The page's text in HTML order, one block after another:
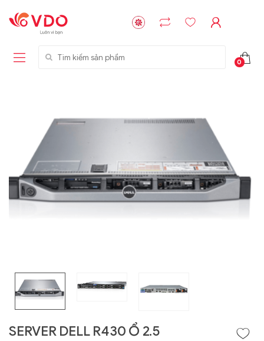
Tìm kiếm sản phẩm
0
SERVER DELL R430 Ổ 2.5
NVMe™ SSD
Storage Micron -
64GB - 15.36TB
Liên hệ